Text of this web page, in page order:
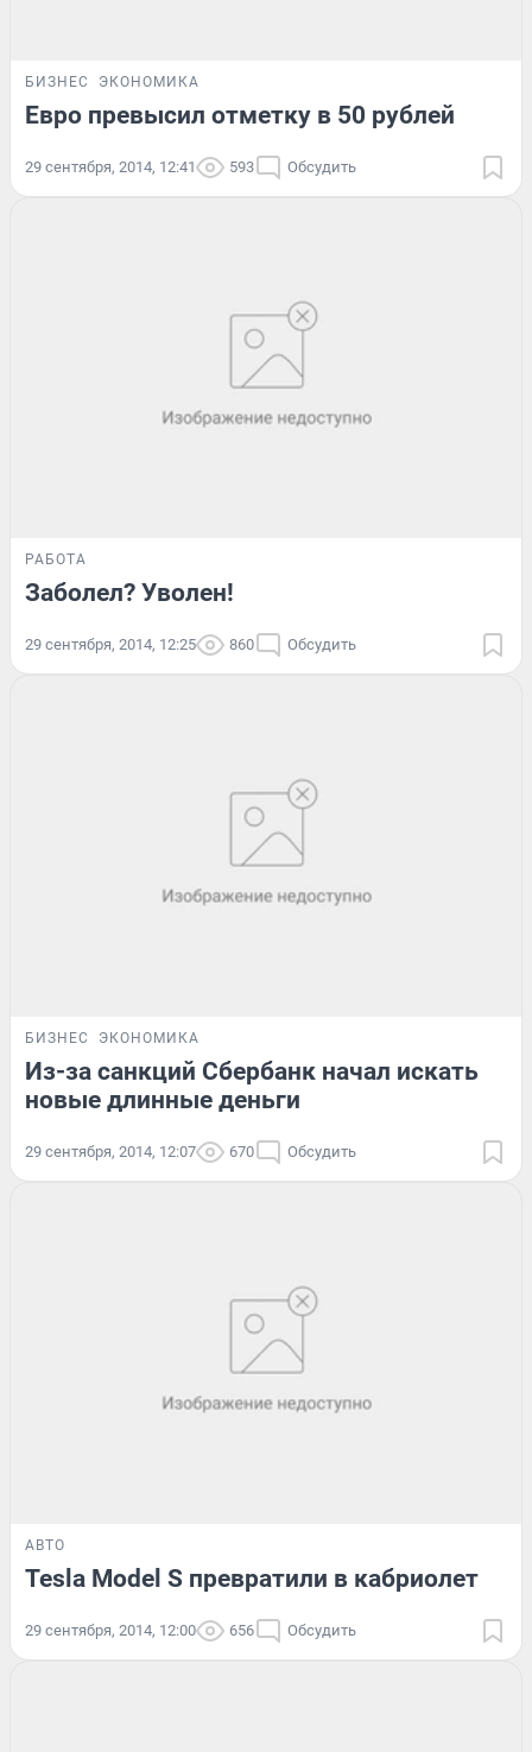
БИЗНЕС ЭКОНОМИКА
Евро превысил отметку в 50 рублей
29 сентября, 2014, 12:41 593 Обсудить
РАБОТА
Заболел? Уволен!
29 сентября, 2014, 12:25 860 Обсудить
БИЗНЕС ЭКОНОМИКА
Из-за санкций Сбербанк начал искать
новые длинные деньги
29 сентября, 2014, 12:07 670 Обсудить
АВТО
Tesla Model S превратили в кабриолет
29 сентября, 2014, 12:00 656 Обсудить